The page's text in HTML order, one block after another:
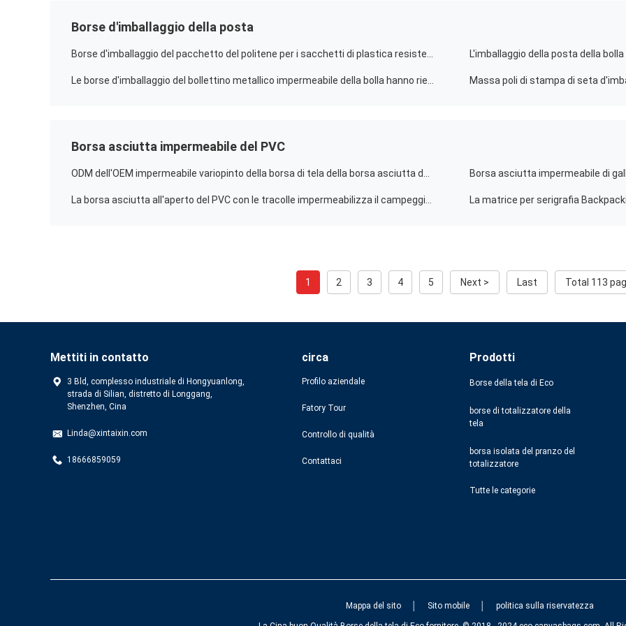
Borse d'imballaggio della posta
Borsa asciutta impermeabile del PVC
1 2 3 4 5 Next > Last Total 113
Mettiti in contatto
3 Bld, complesso industriale di Hongyuanlong,
strada di Silian, distretto di Longgang,
Shenzhen, Cina
Linda@xintaixin.com
18666859059
circa
Profilo aziendale
Fatory Tour
Controllo di qualità
Contattaci
Prodotti
Borse della tela di Eco
borse di totalizzatore della
tela
borsa isolata del pranzo del
totalizzatore
Tutte le categorie
Mappa del sito Sito mobile politica sulla riservatezza